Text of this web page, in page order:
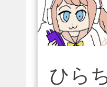
ひら